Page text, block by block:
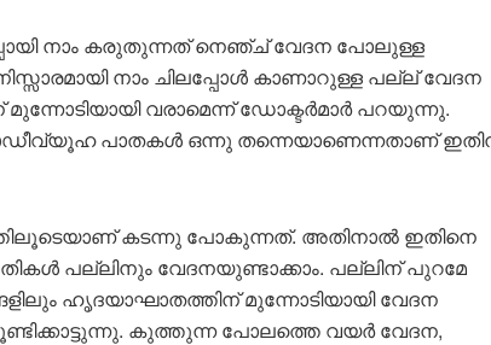
നാം കരുതുന്നത് നെഞ്ച് വേദന പോലുള്ള
നാം ചിലപ്പോള്‍ കാണാറുള്ള പല്ല് വേദന
വരാമെന്ന് ഡോക്ടര്‍മാര്‍ പറയുന്നു.
പാതകള്‍ ഒന്നു തന്നെയാണെന്നതാണ്
കടന്നു പോകുന്നത്. അതിനാല്‍ ഇതിനെ
പല്ലിനും വേദനയുണ്ടാക്കാം. പല്ലിന് പുറമേ
ഹൃദയാഘാതത്തിന് മുന്നോടിയായി വേദന
കുത്തുന്ന പോലത്തെ വയര്‍ വേദന,